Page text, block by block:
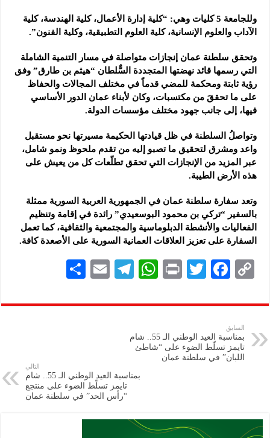
وللجامعة 5 كليات وهي: “كلية إدارة الأعمال، كلية الهندسة، كلية
الآداب والعلوم الإنسانية، كلية العلوم التطبيقية، وكلية الفنون”.
وتحقق سلطنة عمان إنجازات متواصلة في مسار التنمية الشاملة
التي رسمها قائد نهضتها المتجددة السٌّلطان “هيثم بن طارق” وفق
رؤية ثابتة ومحكمة للمضي قدماً في مختلف المجالات والحفاظ
على ما تحققَ من مكتسبات، وكان لأبناء عمان الدور الأساسي
فيها، إلى جانب جهود مختلف مؤسسات الدولة.
وتواصلُ السلطنة في ظل قيادتها الحكيمة مسيرتها نحو مستقبل
واعد ومشرق لتحقيق ما تصبو إليه من تقدم ملحوظ ونمو شامل،
عبر المزيد من الإنجازات التي تحقق تطلّعات كل من يعيش على
هذه الأرض الطيبة.
وتعد سفارة سلطنة عمان في الجمهورية العربية السورية ممثلة
بالسفير “تركي بن محمود البوسعيدي” رائدة في إقامة وتنظيم
الفعاليات والأنشطة الدبلوماسية والمجتمعية والثقافية، كما تعمل
السفارة على تعزيز العلاقات العمانية السورية على الأصعدة كافة.
C
p
y
Li
n
F
eb
k
T
tt
P
nt
W
at
A
p
Te
gr
E
ai
ar
السابق
بمناسبة العيد الوطني الـ 55.. شام
تايمز تسلّط الضوء على “شاطئ
اللبان” في سلطنة عمان
التالي
بمناسبة العيد الوطني الـ 55.. شام
تايمز تسلّط الضوء على منتجع
“رأس الحد” في سلطنة عمان